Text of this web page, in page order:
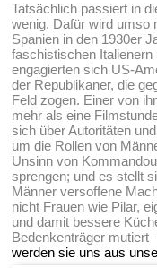
Tatsächlich passiert in
wenig. Dafür wird umso
Spanien in den 1930er
faschistischen
engagierten sich US-
der Republikaner, die
Feld zogen. Einer von
mehr als eine
sich über Autoritäten
um die Rollen von
Unsinn von
sprengen; und es stellt
Männer versoffene
nicht Frauen wie Pilar,
und damit bessere
Bedenkenträger mutiert
werden sie uns aus